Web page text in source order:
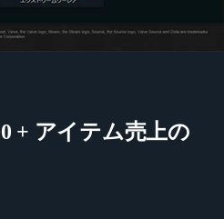
+ アイテム売上の